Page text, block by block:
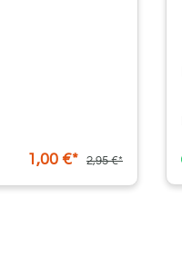
1,00 €* 2,95 €*